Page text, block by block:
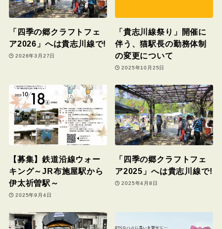
「四季の郷クラフトフェ
ア2026」へは貴志川線で!
2026年3月27日
「貴志川線祭り」開催に
伴う、猫駅長の勤務体制
の変更について
2025年10月25日
【募集】鉄道沿線ウォー
キング～JR布施屋駅から
伊太祈曽駅～
2025年9月4日
「四季の郷クラフトフェ
ア2025」へは貴志川線で!
2025年4月8日